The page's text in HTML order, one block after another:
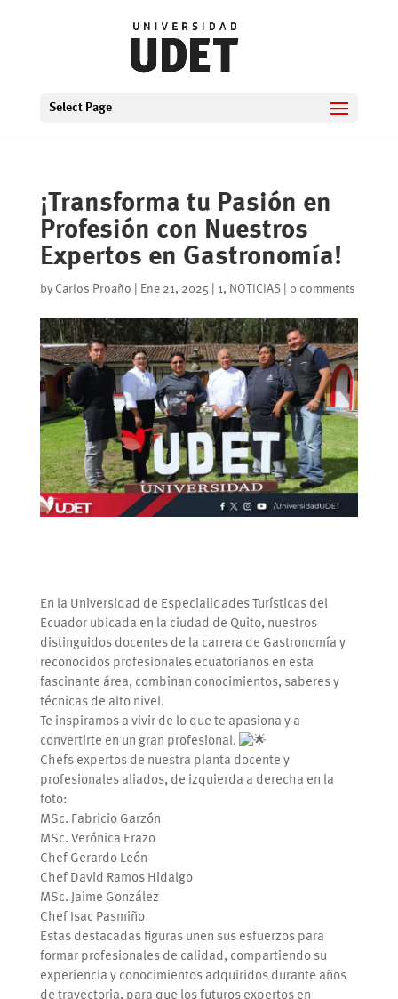
Select Page
¡Transforma tu Pasión en
Profesión con Nuestros
Expertos en Gastronomía!
by Carlos Proaño Ene 21, 2025 1, NOTICIAS| 0 comments
En la Universidad de Especialidades Turísticas del
Ecuador ubicada en la ciudad de Quito, nuestros
distinguidos docentes de la carrera de Gastronomía y
reconocidos profesionales ecuatorianos en esta
fascinante área, combinan conocimientos, saberes y
técnicas de alto nivel.
Te inspiramos a vivir de lo que te apasiona y a
convertirte en un gran profesional.
Chefs expertos de nuestra planta docente y
profesionales aliados, de izquierda a derecha en la
foto:
MSc. Fabricio Garzón
MSc. Verónica Erazo
Chef Gerardo León
Chef David Ramos Hidalgo
MSc. Jaime González
Chef Isac Pasmiño
Estas destacadas figuras unen sus esfuerzos para
formar profesionales de calidad, compartiendo su
experiencia y conocimientos adquiridos durante años
de trayectoria, para que los futuros expertos en